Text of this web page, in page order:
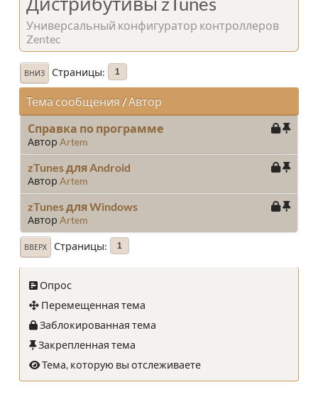
Универсальный конфигуратор контроллеров
Zentec
ВНИЗ Страницы 1
Тема сообщения / Автор
Справка по программе
Автор Artem
zTunes для Android
Автор Artem
zTunes для Windows
Автор Artem
ВВЕРХ Страницы 1
Опрос
Перемещенная тема
Заблокированная тема
Закрепленная тема
Тема, которую вы отслеживаете